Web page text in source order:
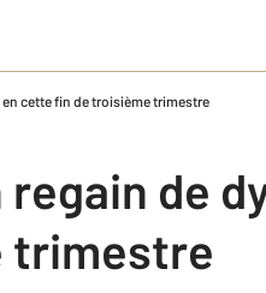
cette fin de troisième trimestre
de
trimestre